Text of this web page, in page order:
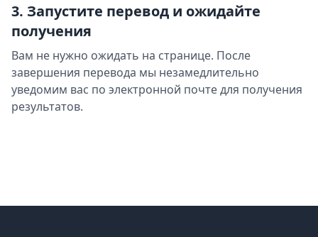
3. Запустите перевод и ожидайте
получения
Вам не нужно ожидать на странице. После
завершения перевода мы незамедлительно
уведомим вас по электронной почте для получения
результатов.